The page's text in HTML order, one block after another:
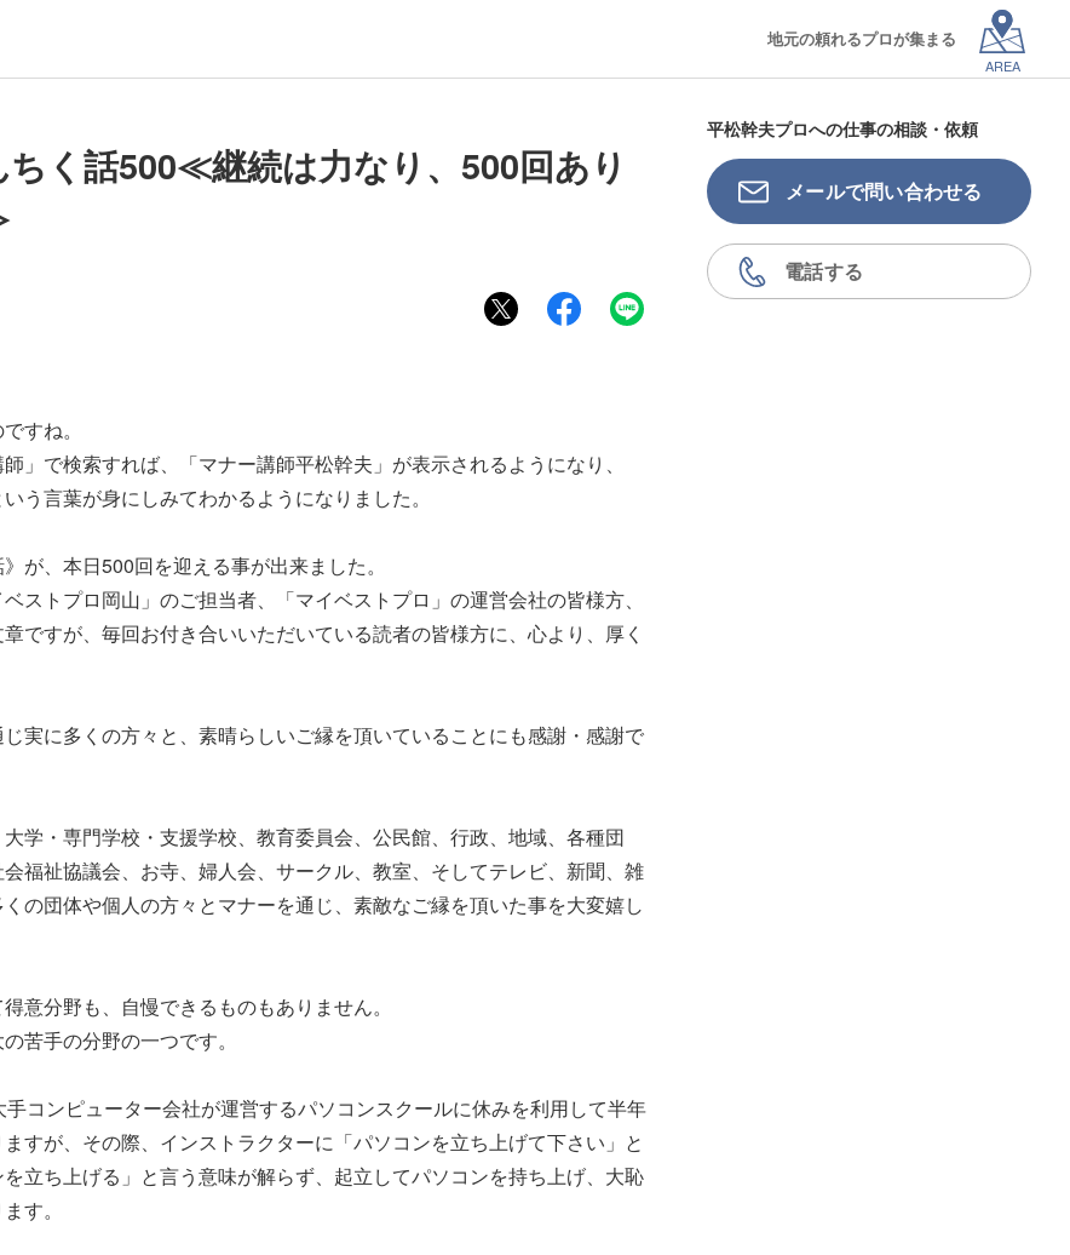
地元の頼れるプロが集まる
AREA
く話500≪継続は力なり、500回あり
すね。
」で検索すれば、「マナー講師平松幹夫」が表示されるようになり、
いう言葉が身にしみてわかるようになりました。
が、本日500回を迎える事が出来ました。
ストプロ岡山」のご担当者、「マイベストプロ」の運営会社の皆様方、
ですが、毎回お付き合いいただいている読者の皆様方に、心より、厚く
実に多くの方々と、素晴らしいご縁を頂いていることにも感謝・感謝で
学・専門学校・支援学校、教育委員会、公民館、行政、地域、各種団
福祉協議会、お寺、婦人会、サークル、教室、そしてテレビ、新聞、雑
の団体や個人の方々とマナーを通じ、素敵なご縁を頂いた事を大変嬉し
意分野も、自慢できるものもありません。
苦手の分野の一つです。
コンピューター会社が運営するパソコンスクールに休みを利用して半年
すが、その際、インストラクターに「パソコンを立ち上げて下さい」と
立ち上げる」と言う意味が解らず、起立してパソコンを持ち上げ、大恥
す。
平松幹夫プロへの仕事の相談・依頼
メールで問い合わせる
電話する